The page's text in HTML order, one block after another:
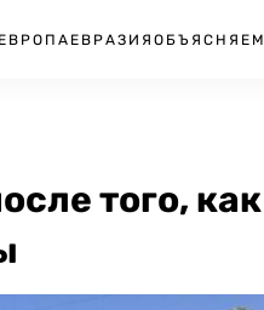
ЕВРОПА ЕВРАЗИЯ ОБЪЯСНЯЕМ
того, как